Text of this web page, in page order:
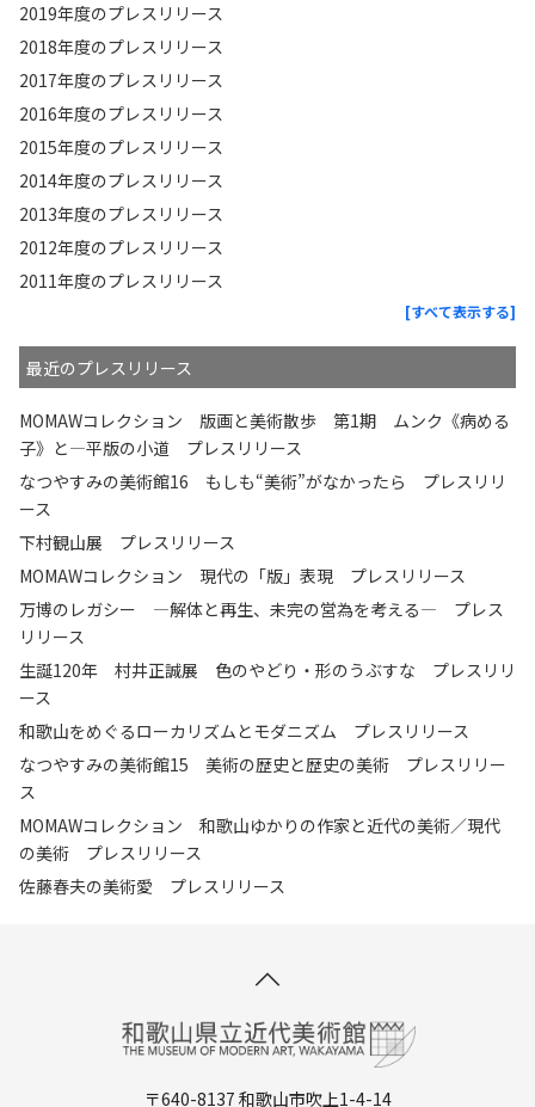
2019年度のプレスリリース
2018年度のプレスリリース
2017年度のプレスリリース
2016年度のプレスリリース
2015年度のプレスリリース
2014年度のプレスリリース
2013年度のプレスリリース
2012年度のプレスリリース
2011年度のプレスリリース
[すべて表示する]
最近のプレスリリース
MOMAWコレクション 版画と美術散歩 第1期 ムンク《病める
子》と—平版の小道 プレスリリース
なつやすみの美術館16 もしも“美術”がなかったら プレスリリ
ース
下村観山展 プレスリリース
MOMAWコレクション 現代の「版」表現 プレスリリース
万博のレガシー ―解体と再生、未完の営為を考える― プレス
リリース
生誕120年 村井正誠展 色のやどり・形のうぶすな プレスリリ
ース
和歌山をめぐるローカリズムとモダニズム プレスリリース
なつやすみの美術館15 美術の歴史と歴史の美術 プレスリリー
ス
MOMAWコレクション 和歌山ゆかりの作家と近代の美術／現代
の美術 プレスリリース
佐藤春夫の美術愛 プレスリリース
〒640-8137 和歌山市吹上1-4-14